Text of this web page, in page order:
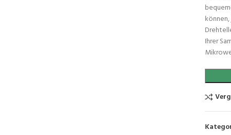
Ihrer